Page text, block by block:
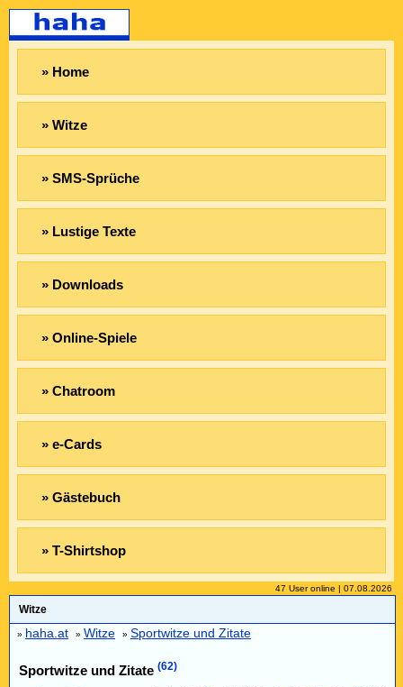
» Home
» Witze
» SMS-Sprüche
» Lustige Texte
» Downloads
» Online-Spiele
» Chatroom
» e-Cards
» Gästebuch
» T-Shirtshop
47 User online | 07.08.2026
Witze
» haha.at » Witze » Sportwitze und Zitate
Sportwitze und Zitate (62)